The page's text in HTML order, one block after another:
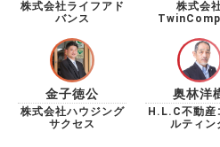
情として認められる方法があるのか ・家族全員
所に移ることが可能か ・銀行（ろうきん）へどのよう
に相談するのが適切か 【補足】 ・精神的な体調面の問
題があり、必要であれば診断書
理に入居するよりも、まず安
えることを優先したいと考えています 【相
容】 ① 入居せずに住所変更は可能か ② やむを得ない事
株式会社ライフアド
バンス
株式会
金子徳公
株式会社ハウジング
サクセス
奥林洋
H.L.C不動産
ルティン